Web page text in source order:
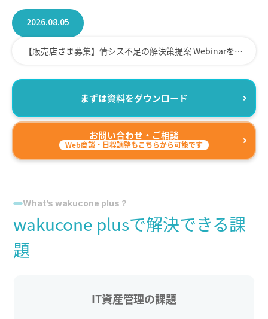
2026.08.05
【販売店さま募集】情シス不足の解決策提案 Webinarを開催いたします
まずは資料をダウンロード
お問い合わせ・ご相談
Web商談・日程調整もこちらから可能です
What’s wakucone plus？
wakucone plusで解決できる課
題
IT資産管理の課題